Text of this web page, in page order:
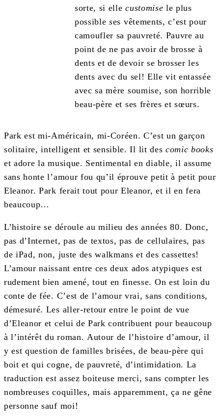
sorte, si ellecustomise le plus
possibleses vêtements, c’est pour
camoufler sa pauvreté. Pauvre au
point de ne pas avoir de brosse à
dents et de devoir se brosser les
dents avec du sel! Elle vit entassée
avec sa mère soumise, son horrible
beau-père et ses frères et sœurs.
Park est mi-Américain, mi-Coréen. C’est un garçon
solitaire, intelligent et sensible. Il lit des comic books
et adore la musique. Sentimental en diable, il assume
sans honte l’amour fou qu’il éprouve petit à petit pour
Eleanor. Park ferait tout pour Eleanor, et il en fera
beaucoup…
L’histoire se déroule au milieu des années 80. Donc,
pas d’Internet, pas de textos, pas de cellulaires, pas
de iPad, non, juste des walkmans et des cassettes!
L’amour naissant entre ces deux ados atypiques est
rudement bien amené, tout en finesse. On est loin du
conte de fée. C’est de l’amour vrai, sans conditions,
démesuré. Les aller-retour entre le point de vue
d’Eleanor et celui de Park contribuent pour beaucoup
à l’intérêt du roman. Autour de l’histoire d’amour, il
y est question de familles brisées, de beau-père qui
boit et qui cogne, de pauvreté, d’intimidation. La
traduction est assez boiteuse merci, sans compter les
nombreuses coquilles, mais apparemment, ça ne gêne
personne sauf moi!